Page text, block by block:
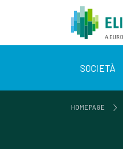
SOCIETÀ
HOMEPAGE